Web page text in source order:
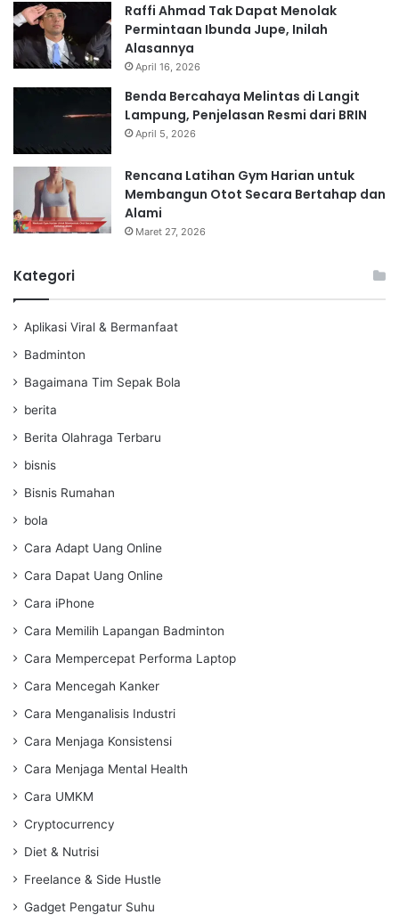
Raffi Ahmad Tak Dapat Menolak
Permintaan Ibunda Jupe, Inilah
Alasannya
April 16, 2026
Benda Bercahaya Melintas di Langit
Lampung, Penjelasan Resmi dari BRIN
April 5, 2026
Rencana Latihan Gym Harian untuk
Membangun Otot Secara Bertahap dan
Alami
Maret 27, 2026
Kategori
Aplikasi Viral & Bermanfaat
Badminton
Bagaimana Tim Sepak Bola
berita
Berita Olahraga Terbaru
bisnis
Bisnis Rumahan
bola
Cara Adapt Uang Online
Cara Dapat Uang Online
Cara iPhone
Cara Memilih Lapangan Badminton
Cara Mempercepat Performa Laptop
Cara Mencegah Kanker
Cara Menganalisis Industri
Cara Menjaga Konsistensi
Cara Menjaga Mental Health
Cara UMKM
Cryptocurrency
Diet & Nutrisi
Freelance & Side Hustle
Gadget Pengatur Suhu